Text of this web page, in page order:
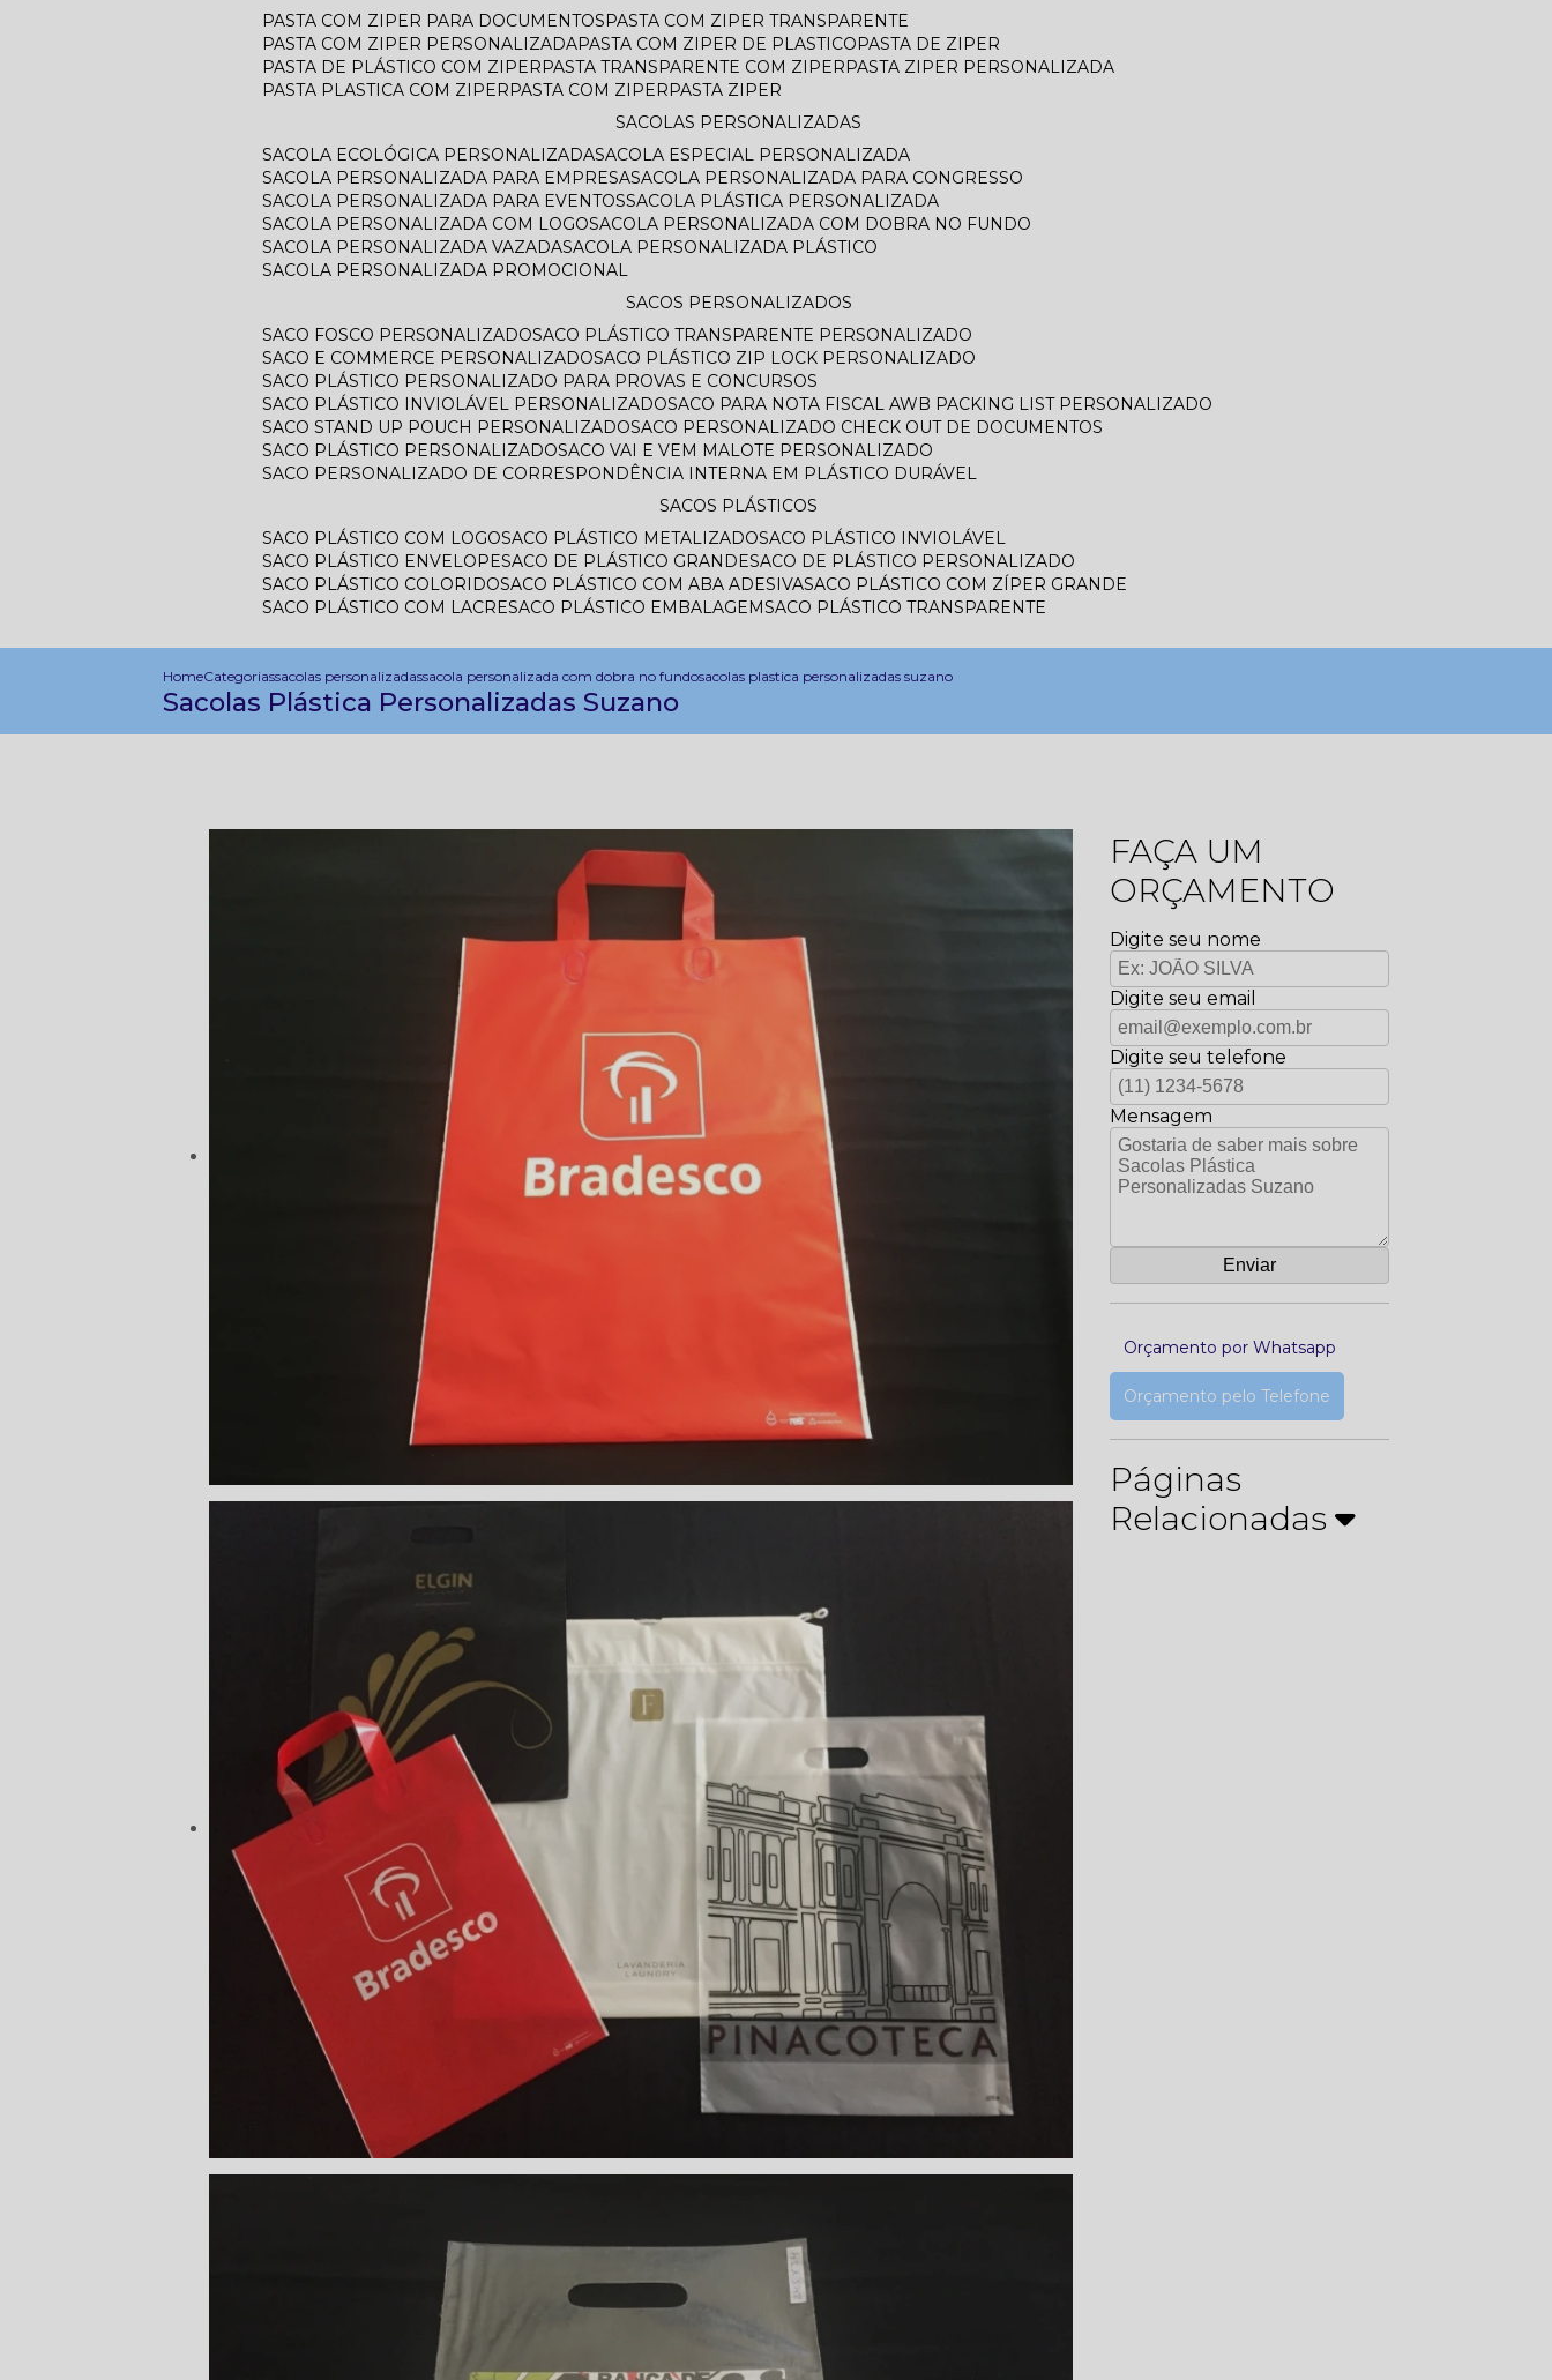
PASTA COM ZIPER PARA DOCUMENTOS PASTA COM ZIPER TRANSPARENTE
PASTA COM ZIPER PERSONALIZADA PASTA COM ZIPER DE PLASTICO PASTA DE ZIPER
PASTA DE PLÁSTICO COM ZIPER PASTA TRANSPARENTE COM ZIPER PASTA ZIPER PERSONALIZADA
PASTA PLASTICA COM ZIPER PASTA COM ZIPER PASTA ZIPER
SACOLAS PERSONALIZADAS
SACOLA ECOLÓGICA PERSONALIZADA SACOLA ESPECIAL PERSONALIZADA
SACOLA PERSONALIZADA PARA EMPRESA SACOLA PERSONALIZADA PARA CONGRESSO
SACOLA PERSONALIZADA PARA EVENTOS SACOLA PLÁSTICA PERSONALIZADA
SACOLA PERSONALIZADA COM LOGO SACOLA PERSONALIZADA COM DOBRA NO FUNDO
SACOLA PERSONALIZADA VAZADA SACOLA PERSONALIZADA PLÁSTICO
SACOLA PERSONALIZADA PROMOCIONAL
SACOS PERSONALIZADOS
SACO FOSCO PERSONALIZADO SACO PLÁSTICO TRANSPARENTE PERSONALIZADO
SACO E COMMERCE PERSONALIZADO SACO PLÁSTICO ZIP LOCK PERSONALIZADO
SACO PLÁSTICO PERSONALIZADO PARA PROVAS E CONCURSOS
SACO PLÁSTICO INVIOLÁVEL PERSONALIZADO SACO PARA NOTA FISCAL AWB PACKING LIST PERSONALIZADO
SACO STAND UP POUCH PERSONALIZADO SACO PERSONALIZADO CHECK OUT DE DOCUMENTOS
SACO PLÁSTICO PERSONALIZADO SACO VAI E VEM MALOTE PERSONALIZADO
SACO PERSONALIZADO DE CORRESPONDÊNCIA INTERNA EM PLÁSTICO DURÁVEL
SACOS PLÁSTICOS
SACO PLÁSTICO COM LOGO SACO PLÁSTICO METALIZADO SACO PLÁSTICO INVIOLÁVEL
SACO PLÁSTICO ENVELOPE SACO DE PLÁSTICO GRANDE SACO DE PLÁSTICO PERSONALIZADO
SACO PLÁSTICO COLORIDO SACO PLÁSTICO COM ABA ADESIVA SACO PLÁSTICO COM ZÍPER GRANDE
SACO PLÁSTICO COM LACRE SACO PLÁSTICO EMBALAGEM SACO PLÁSTICO TRANSPARENTE
HomeCategoriassacolas personalizadassacola personalizada com dobra no fundosacolas plastica personalizadas suzano
Sacolas Plástica Personalizadas Suzano
FAÇA UM
ORÇAMENTO
Digite seu nome
Digite seu email
Digite seu telefone
Mensagem
Orçamento por Whatsapp
Orçamento pelo Telefone
Páginas
Relacionadas